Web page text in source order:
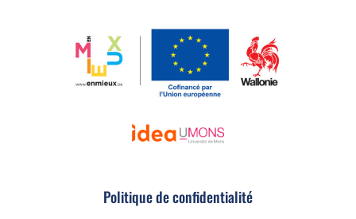
Politique de confidentialité